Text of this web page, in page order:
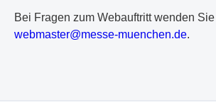
Bei Fragen zum Webauftritt wenden
webmaster@messe-muenchen.de.